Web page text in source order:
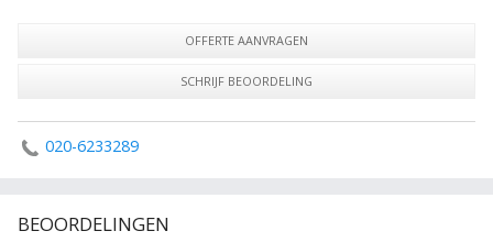
OFFERTE AANVRAGEN
SCHRIJF BEOORDELING
020-6233289
BEOORDELINGEN